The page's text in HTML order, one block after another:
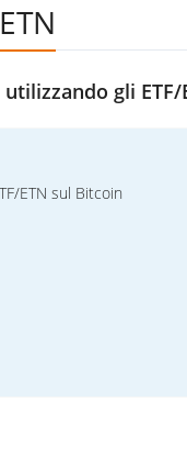
gli ETF/
ETN sul Bitcoin